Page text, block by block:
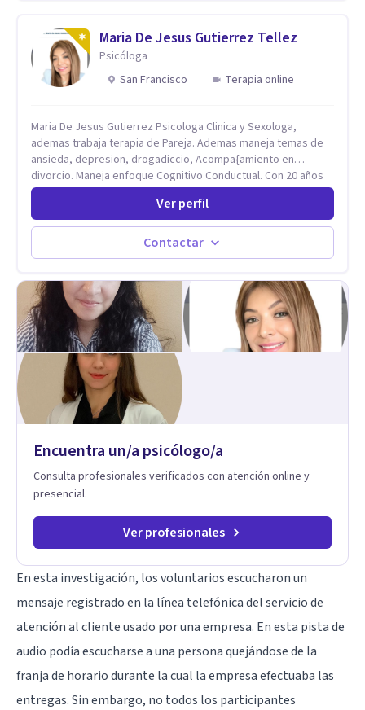
Adolescentes y AdultosMaria De Jesus Gutierrez Tellez
Psicóloga
San Francisco
Terapia online
Maria De Jesus Gutierrez Psicologa Clinica y Sexologa,
ademas trabaja terapia de Pareja. Ademas maneja temas de
ansieda, depresion, drogadiccio, Acompa{amiento en
divorcio. Maneja enfoque Cognitivo Conductual. Con 20 años
de experiencia, constantemente capacitandose en las
diferntes areas de la Salud Mental.
Ver perfil
Contactar
Encuentra un/a psicólogo/a
Consulta profesionales verificados con atención online y
presencial.
Ver profesionales
En esta investigación, los voluntarios escucharon un
mensaje registrado en la línea telefónica del servicio de
atención al cliente usado por una empresa. En esta pista de
audio podía escucharse a una persona quejándose de la
franja de horario durante la cual la empresa efectuaba las
entregas. Sin embargo, no todos los participantes